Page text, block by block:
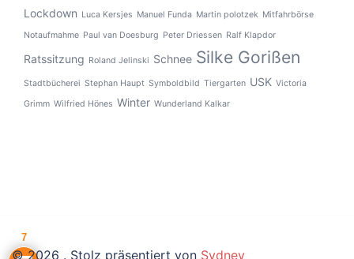
Lockdown Luca Kersjes Manuel Funda Martin polotzek Mitfahrbörse
Notaufmahme Paul van Doesburg Peter Driessen Ralf Klapdor
Ratssitzung Roland Jelinski Schnee Silke Gorißen
Stadtbücherei Stephan Haupt Symboldbild Tiergarten USK Victoria
Grimm Wilfried Hönes Winter Wunderland Kalkar
© 2026 . Stolz präsentiert von Sydney
7